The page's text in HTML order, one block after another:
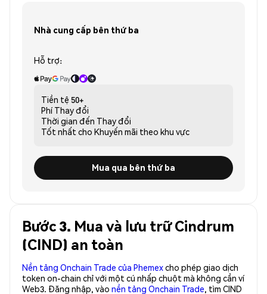
Nhà cung cấp bên thứ ba
Hỗ trợ:
Tiền tệ 50+
Phí Thay đổi
Thời gian đến Thay đổi
Tốt nhất cho Khuyến mãi theo khu vực
Mua qua bên thứ ba
Bước 3. Mua và lưu trữ Cindrum
(CIND) an toàn
Nền tảng Onchain Trade của Phemexcho phép giao dịch
token on-chain chỉ với một cú nhấp chuột mà không cần ví
Web3. Đăng nhập, vào nền tảng Onchain Trade, tìm CIND